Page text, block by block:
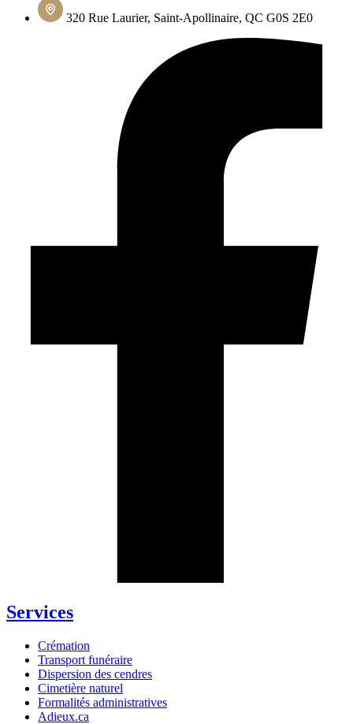
320 Rue Laurier, Saint-Apollinaire, QC G0S 2E0
Services
Crémation
Transport funéraire
Dispersion des cendres
Cimetière naturel
Formalités administratives
Adieux.ca